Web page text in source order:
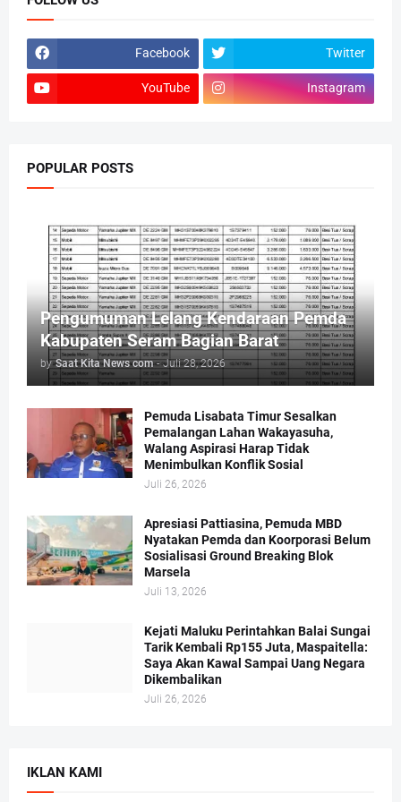
Facebook Twitter
YouTube Instagram
POPULAR POSTS
Pengumuman Lelang Kendaraan Pemda
Kabupaten Seram Bagian Barat
by Saat Kita News com - Juli 28, 2026
Pemuda Lisabata Timur Sesalkan
Pemalangan Lahan Wakayasuha,
Walang Aspirasi Harap Tidak
Menimbulkan Konflik Sosial
Juli 26, 2026
Apresiasi Pattiasina, Pemuda MBD
Nyatakan Pemda dan Koorporasi Belum
Sosialisasi Ground Breaking Blok
Marsela
Juli 13, 2026
Kejati Maluku Perintahkan Balai Sungai
Tarik Kembali Rp155 Juta, Maspaitella:
Saya Akan Kawal Sampai Uang Negara
Dikembalikan
Juli 26, 2026
IKLAN KAMI